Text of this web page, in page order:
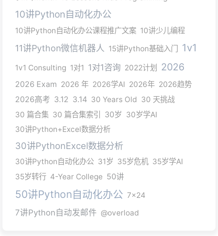
10讲Python自动化办公
10讲Python自动化办公课程推广文案 10讲少儿编程
11讲Python微信机器人 15讲Python基础入门 1v1
1v1 Consulting 1对1 1对1咨询 2022计划 2026
2026 Exam 2026 年 2026学AI 2026年 2026趋势
2026高考 3.12 3.14 30 Years Old 30 天挑战
30 篇合集 30 篇合集索引 30岁 30岁学AI
30讲Python+Excel数据分析
30讲PythonExcel数据分析
30讲Python自动化办公 31岁 35岁危机 35岁学AI
35岁转行 4-Year College 50讲
50讲Python自动化办公 7x24
7讲Python自动发邮件 @overload